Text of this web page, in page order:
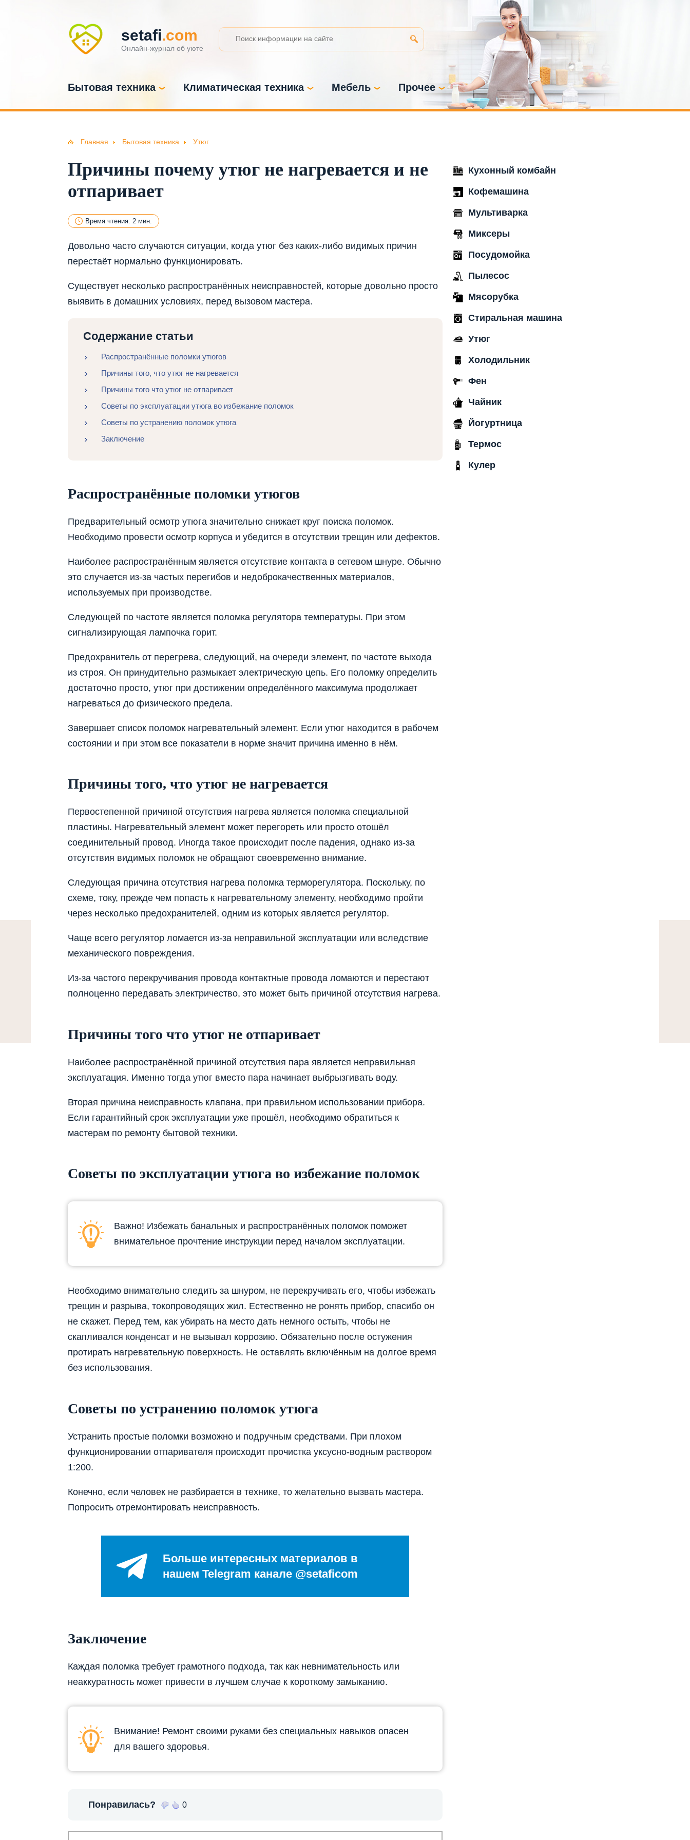
setafi.com
Онлайн-журнал об уюте
Бытовая техника Климатическая техника Мебель Прочее
Главная Бытовая техника Утюг
Причины почему утюг не нагревается и не
отпаривает
Время чтения: 2 мин.
Довольно часто случаются ситуации, когда утюг без каких-либо видимых причин
перестаёт нормально функционировать.
Существует несколько распространённых неисправностей, которые довольно просто
выявить в домашних условиях, перед вызовом мастера.
Содержание статьи
Распространённые поломки утюгов
Причины того, что утюг не нагревается
Причины того что утюг не отпаривает
Советы по эксплуатации утюга во избежание поломок
Советы по устранению поломок утюга
Заключение
Распространённые поломки утюгов
Предварительный осмотр утюга значительно снижает круг поиска поломок.
Необходимо провести осмотр корпуса и убедится в отсутствии трещин или дефектов.
Наиболее распространённым является отсутствие контакта в сетевом шнуре. Обычно
это случается из-за частых перегибов и недоброкачественных материалов,
используемых при производстве.
Следующей по частоте является поломка регулятора температуры. При этом
сигнализирующая лампочка горит.
Предохранитель от перегрева, следующий, на очереди элемент, по частоте выхода
из строя. Он принудительно размыкает электрическую цепь. Его поломку определить
достаточно просто, утюг при достижении определённого максимума продолжает
нагреваться до физического предела.
Завершает список поломок нагревательный элемент. Если утюг находится в рабочем
состоянии и при этом все показатели в норме значит причина именно в нём.
Причины того, что утюг не нагревается
Первостепенной причиной отсутствия нагрева является поломка специальной
пластины. Нагревательный элемент может перегореть или просто отошёл
соединительный провод. Иногда такое происходит после падения, однако из-за
отсутствия видимых поломок не обращают своевременно внимание.
Следующая причина отсутствия нагрева поломка терморегулятора. Поскольку, по
схеме, току, прежде чем попасть к нагревательному элементу, необходимо пройти
через несколько предохранителей, одним из которых является регулятор.
Чаще всего регулятор ломается из-за неправильной эксплуатации или вследствие
механического повреждения.
Из-за частого перекручивания провода контактные провода ломаются и перестают
полноценно передавать электричество, это может быть причиной отсутствия нагрева.
Причины того что утюг не отпаривает
Наиболее распространённой причиной отсутствия пара является неправильная
эксплуатация. Именно тогда утюг вместо пара начинает выбрызгивать воду.
Вторая причина неисправность клапана, при правильном использовании прибора.
Если гарантийный срок эксплуатации уже прошёл, необходимо обратиться к
мастерам по ремонту бытовой техники.
Советы по эксплуатации утюга во избежание поломок
Важно! Избежать банальных и распространённых поломок поможет
внимательное прочтение инструкции перед началом эксплуатации.
Необходимо внимательно следить за шнуром, не перекручивать его, чтобы избежать
трещин и разрыва, токопроводящих жил. Естественно не ронять прибор, спасибо он
не скажет. Перед тем, как убирать на место дать немного остыть, чтобы не
скапливался конденсат и не вызывал коррозию. Обязательно после остужения
протирать нагревательную поверхность. Не оставлять включённым на долгое время
без использования.
Советы по устранению поломок утюга
Устранить простые поломки возможно и подручным средствами. При плохом
функционировании отпаривателя происходит прочистка уксусно-водным раствором
1:200.
Конечно, если человек не разбирается в технике, то желательно вызвать мастера.
Попросить отремонтировать неисправность.
Больше интересных материалов в
нашем Telegram канале @setaficom
Заключение
Каждая поломка требует грамотного подхода, так как невнимательность или
неаккуратность может привести в лучшем случае к короткому замыканию.
Внимание! Ремонт своими руками без специальных навыков опасен
для вашего здоровья.
Понравилась? 0
Кухонный комбайн
Кофемашина
Мультиварка
Миксеры
Посудомойка
Пылесос
Мясорубка
Стиральная машина
Утюг
Холодильник
Фен
Чайник
Йогуртница
Термос
Кулер